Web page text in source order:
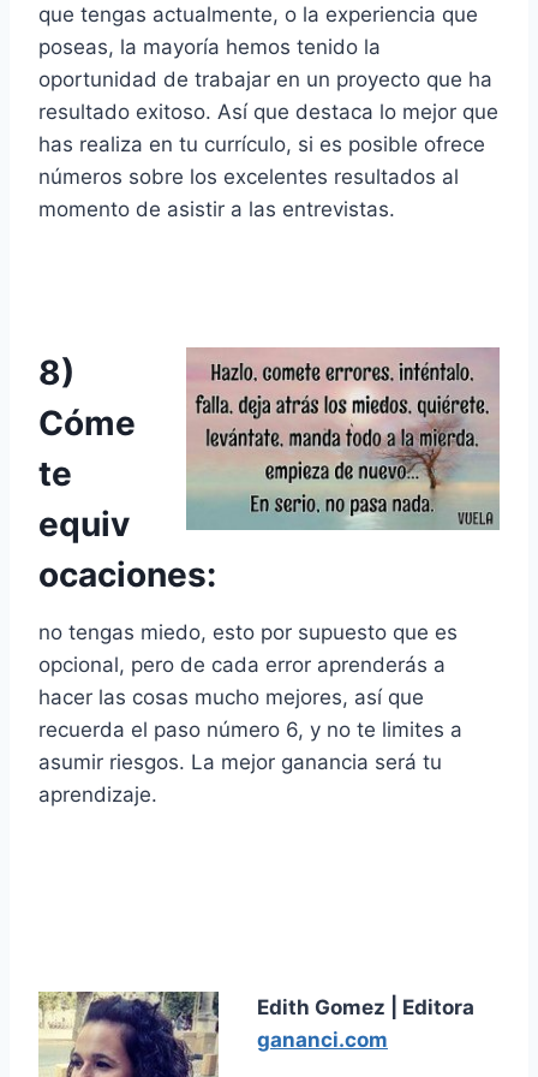
que tengas actualmente, o la experiencia que
poseas, la mayoría hemos tenido la
oportunidad de trabajar en un proyecto que ha
resultado exitoso. Así que destaca lo mejor que
has realiza en tu currículo, si es posible ofrece
números sobre los excelentes resultados al
momento de asistir a las entrevistas.
8)
Cóme
te
equiv
ocaciones:
no tengas miedo, esto por supuesto que es
opcional, pero de cada error aprenderás a
hacer las cosas mucho mejores, así que
recuerda el paso número 6, y no te limites a
asumir riesgos. La mejor ganancia será tu
aprendizaje.
Edith Gomez | Editora
gananci.com